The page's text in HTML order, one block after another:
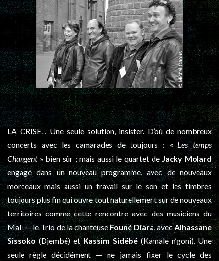
LA CRISE… Une seule solution, insister. D’où de nombreux
concerts avec les camarades de toujours : « Les temps
Changent» bien sûr ; mais aussi le quartet deJacky Molard
engagé dans un nouveau programme, avec de nouveaux
morceaux mais aussi un travail sur le son et les timbres
toujours plus fin qui ouvre tout naturellement sur de nouveaux
territoires comme cette rencontre avec des musiciens du
Mali — le Trio de la chanteuse Founé Diara, avecAlhassane
Sissoko (Djembé) etKassim Sidébé(Kamale n’goni). Une
seule règle décidément — ne jamais fixer le cycle des